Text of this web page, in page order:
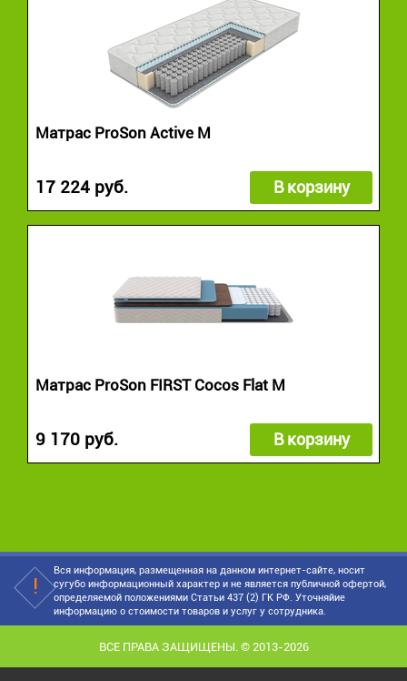
Матрас ProSon Active M
17 224 руб. В корзину
Матрас ProSon FIRST Cocos Flat M
9 170 руб. В корзину
Вся информация, размещенная на данном интернет-сайте, носит
сугубо информационный характер и не является публичной офертой,
определяемой положениями Статьи 437 (2) ГК РФ. Уточняйие
информацию о стоимости товаров и услуг у сотрудника.
ВСЕ ПРАВА ЗАЩИЩЕНЫ. © 2013-2026